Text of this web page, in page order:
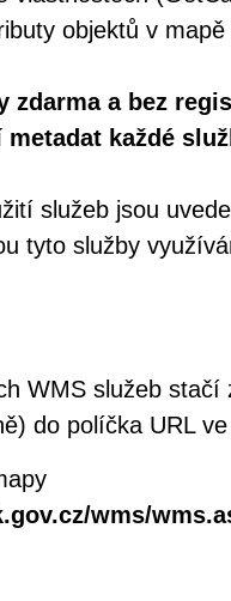
objektů v
zdarma a bez
každé
služeb jsou
tyto služby
WMS služeb
do políčka URL
wms/